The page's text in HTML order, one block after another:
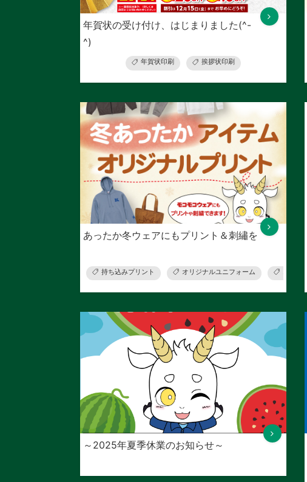
年賀状の受け付け、はじまりました(^-
^)
年賀状印刷 挨拶状印刷
あったか冬ウェアにもプリント＆刺繡を
持ち込みプリント オリジナルユニフォーム
～2025年夏季休業のお知らせ～